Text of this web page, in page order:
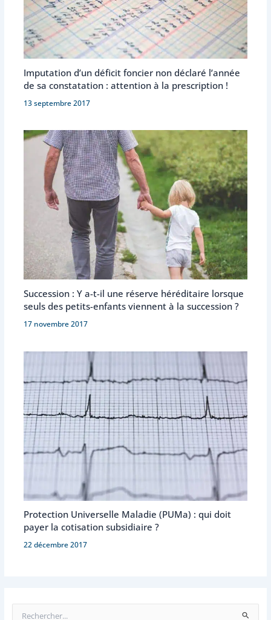
Imputation d’un déficit foncier non déclaré l’année
de sa constatation : attention à la prescription !
13 septembre 2017
Succession : Y a-t-il une réserve héréditaire lorsque
seuls des petits-enfants viennent à la succession ?
17 novembre 2017
Protection Universelle Maladie (PUMa) : qui doit
payer la cotisation subsidiaire ?
22 décembre 2017